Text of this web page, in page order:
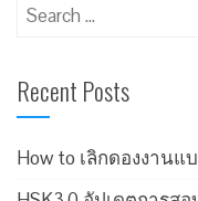
Recent Posts
How to เลิกดองงานแ